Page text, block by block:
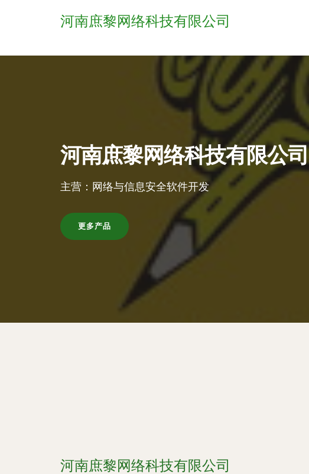
河南庶黎网络科技有限公司
河南庶黎网络科技有限公司
主营：网络与信息安全软件开发
更多产品
河南庶黎网络科技有限公司